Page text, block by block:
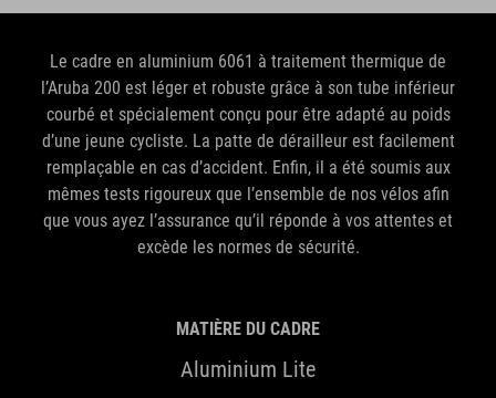
Le cadre en aluminium 6061 à traitement thermique de
l’Aruba 200 est léger et robuste grâce à son tube inférieur
courbé et spécialement conçu pour être adapté au poids
d’une jeune cycliste. La patte de dérailleur est facilement
remplaçable en cas d’accident. Enfin, il a été soumis aux
mêmes tests rigoureux que l’ensemble de nos vélos afin
que vous ayez l’assurance qu’il réponde à vos attentes et
excède les normes de sécurité.
MATIÈRE DU CADRE
Aluminium Lite